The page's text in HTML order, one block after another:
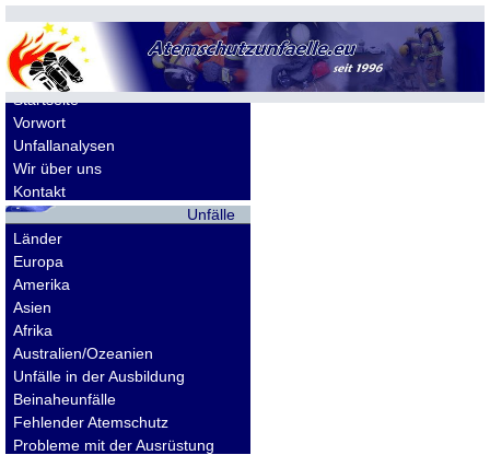
Allgemeines
Startseite
Vorwort
Unfallanalysen
Wir über uns
Kontakt
Unfälle
Länder
Europa
Amerika
Asien
Afrika
Australien/Ozeanien
Unfälle in der Ausbildung
Beinaheunfälle
Fehlender Atemschutz
Probleme mit der Ausrüstung